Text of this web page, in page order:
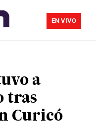
EN VIVO
a
tras
Curicó